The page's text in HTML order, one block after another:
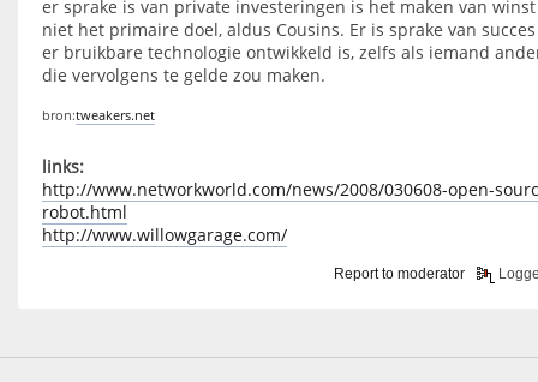
er sprake is van private investeringen is het maken van winst
niet het primaire doel, aldus Cousins. Er is sprake van
er bruikbare technologie ontwikkeld is, zelfs als iemand
die vervolgens te gelde zou maken.
bron:tweakers.net
links:
http://www.networkworld.com/news/2008/030608-open-
robot.html
http://www.willowgarage.com/
Report to moderator